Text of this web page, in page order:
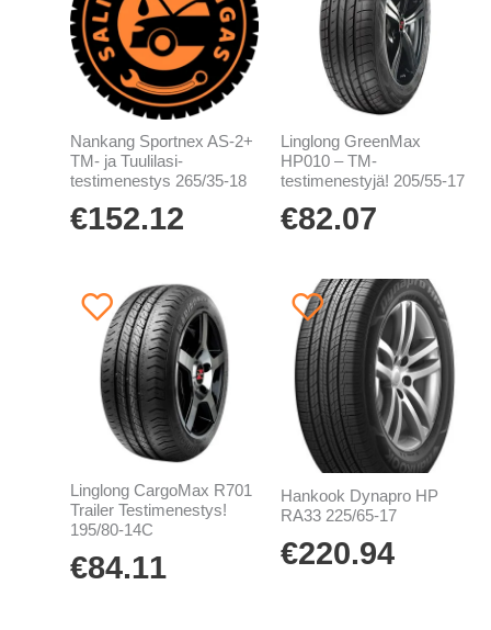
Nankang Sportnex AS-2+
TM- ja Tuulilasi-
testimenestys 265/35-18
€152.12
Linglong GreenMax
HP010 – TM-
testimenestyjä! 205/55-17
€82.07
Linglong CargoMax R701
Trailer Testimenestys!
195/80-14C
€84.11
Hankook Dynapro HP
RA33 225/65-17
€220.94